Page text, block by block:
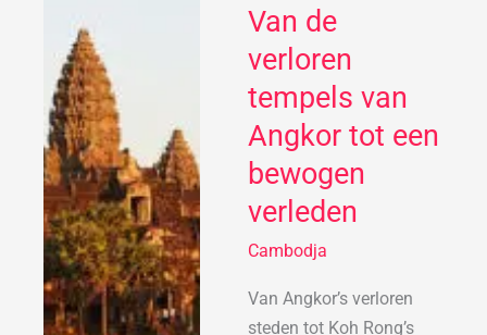
Van de
verloren
tempels van
Angkor tot een
bewogen
verleden
Cambodja
Van Angkor’s verloren
steden tot Koh Rong’s
pijn:
Van
de
verloren
tempels
van
Angkor
bewogen
verleden